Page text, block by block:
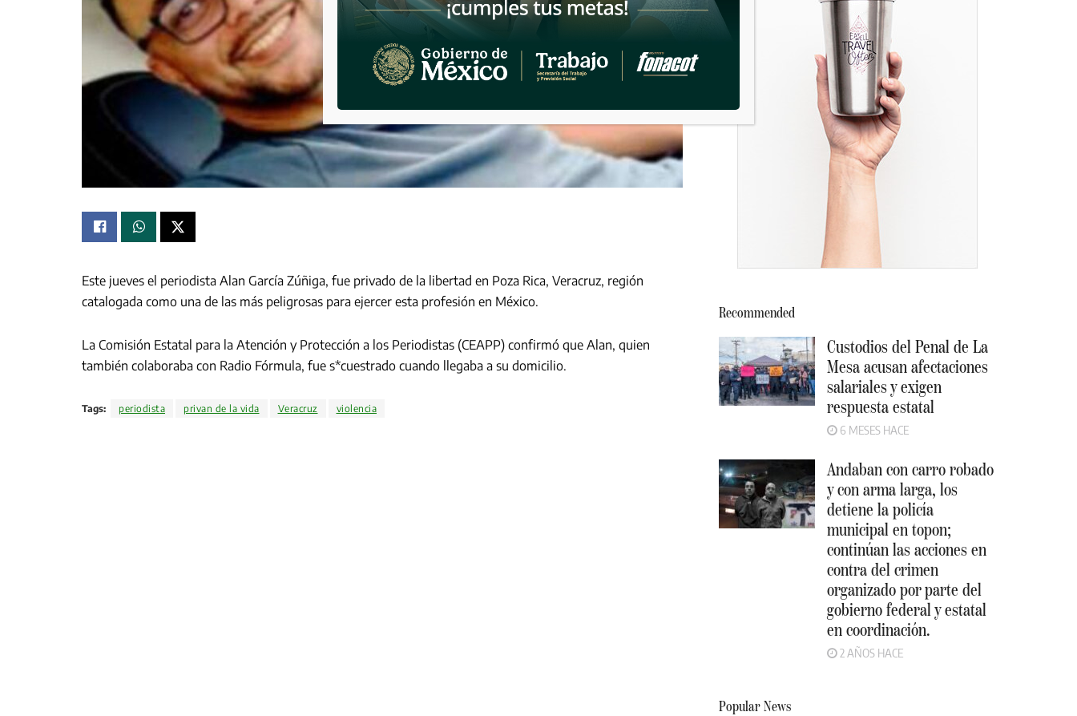
Este jueves el periodista Alan García Zúñiga, fue privado de la libertad en Poza Rica, Veracruz, región
catalogada como una de las más peligrosas para ejercer esta profesión en México.
La Comisión Estatal para la Atención y Protección a los Periodistas (CEAPP) confirmó que Alan, quien
también colaboraba con Radio Fórmula, fue s*cuestrado cuando llegaba a su domicilio.
Tags: periodista privan de la vida Veracruz violencia
Recommended
Custodios del Penal de La
Mesa acusan afectaciones
salariales y exigen
respuesta estatal
6 MESES HACE
Andaban con carro robado
y con arma larga, los
detiene la policía
municipal en topon;
continúan las acciones en
contra del crimen
organizado por parte del
gobierno federal y estatal
en coordinación.
2 AÑOS HACE
Popular News